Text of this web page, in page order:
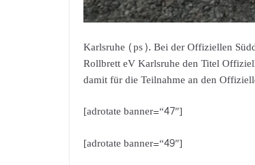
Karlsruhe (ps). Bei der Offiziellen
Rollbrett eV Karlsruhe den Titel
damit für die Teilnahme an den
[adrotate banner=“47″]
[adrotate banner=“49″]